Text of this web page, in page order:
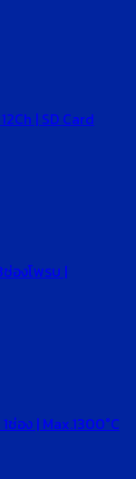
| SD Card
องโพรบ |
อง | Max.1300°C